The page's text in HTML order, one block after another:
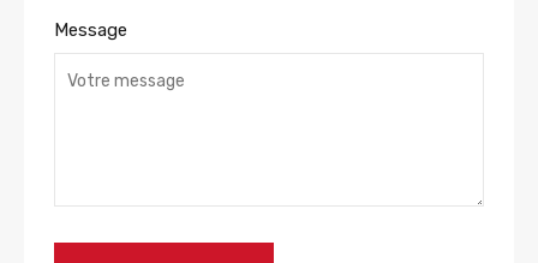
Message